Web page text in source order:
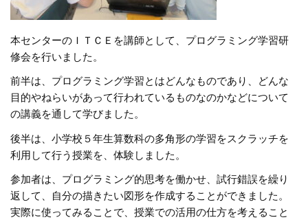
本センターのＩＴＣＥを講師として、プログラミング学習研
修会を行いました。
前半は、プログラミング学習とはどんなものであり、どんな
目的やねらいがあって行われているものなのかなどについて
の講義を通して学びました。
後半は、小学校５年生算数科の多角形の学習をスクラッチを
利用して行う授業を、体験しました。
参加者は、プログラミング的思考を働かせ、試行錯誤を繰り
返して、自分の描きたい図形を作成することができました。
実際に使ってみることで、授業での活用の仕方を考えること